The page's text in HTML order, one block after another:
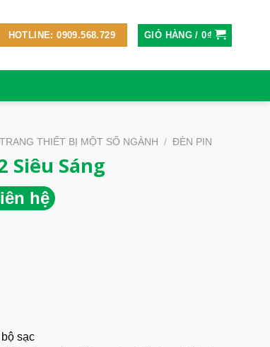
HOTLINE: 0909.568.729 GIỎ HÀNG /0₫
TRANG THIẾT BỊ MỘT SỐ NGÀNH / ĐÈN PIN
Siêu Sáng
hệ
sạc